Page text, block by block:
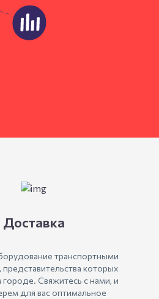
Доставка
транспортными
которых
городе. Свяжитесь с нами, и
для вас оптимальное